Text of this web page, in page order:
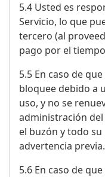
5.4 Usted es
Servicio, lo que
tercero (al
pago por el
5.5 En caso de
bloquee debido a
uso, y no se
administración
el buzón y todo
advertencia previa.
5.6 En caso de